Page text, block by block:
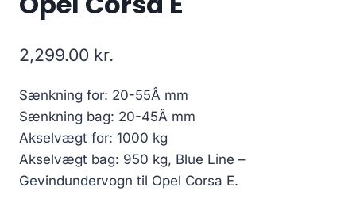
2,299.00 kr.
Sænkning for: 20-55Â mm
Sænkning bag: 20-45Â mm
Akselvægt for: 1000 kg
Akselvægt bag: 950 kg, Blue Line –
Gevindundervogn til Opel Corsa E.